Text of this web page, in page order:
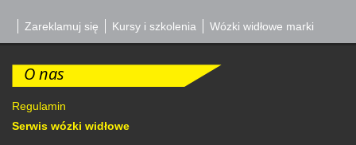
Zareklamuj się Kursy i szkolenia Wózki widłowe marki
O nas
Regulamin
Serwis wózki widłowe